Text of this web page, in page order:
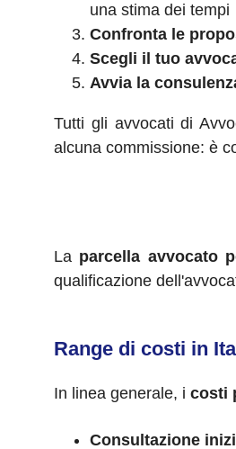
una stima dei tempi
Confronta le
Scegli il tuo
Avvia la
Tutti gli avvocati di
alcuna commissione: è
La parcella avvocato
qualificazione
Range di costi in
In linea generale, i costi
Consultazione